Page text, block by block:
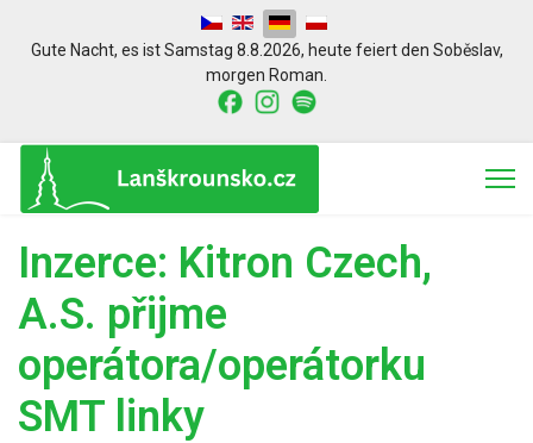
Sprache auswählen
Gute Nacht, es istSamstag 8.8.2026, heute feiert den Soběslav,
morgen Roman.
Inzerce: Kitron Czech,
A.S. přijme
operátora/operátorku
SMT linky